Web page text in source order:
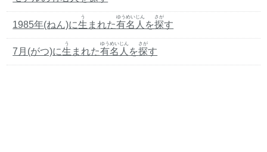
1985年(ねん)に生
う
まれた有名人
ゆうめいじん
を探
さが
す
7月(がつ)に生
う
まれた有名人
ゆうめいじん
を探
さが
す